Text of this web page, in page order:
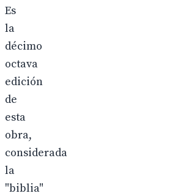
Es
la
décimo
octava
edición
de
esta
obra,
considerada
la
"biblia"